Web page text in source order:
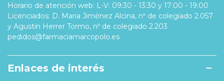
Horario de atención web: L-V: 09:30 - 13:30 y 17:00 - 19:00
Licenciados: D. Maria Jiménez Alcina, nº de colegiado 2.057
y Agustin Herrer Tormo, nº de colegiado 2.203
pedidos@farmaciamarcopolo.es
Enlaces de interés